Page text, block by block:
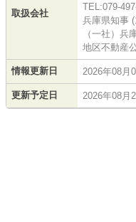
取扱会社
TEL:079-
兵庫県知事
（一社）兵
地区不動産
情報更新日 2026年08月
更新予定日 2026年08月